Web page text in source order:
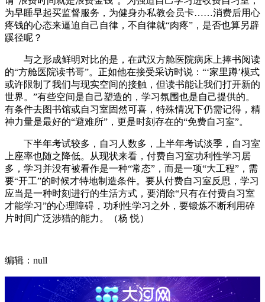
为早睡早起买监督服务，为健身办私教会员卡……消费后用心
疼钱的心态来逼迫自己自律，不自律就“肉疼”，是否也算另辟
蹊径呢？
与之形成鲜明对比的是，在武汉方舱医院病床上捧书阅读
的“方舱医院读书哥”。正如他在接受采访时说：“‘家里蹲’模式
或许限制了我们与现实空间的接触，但读书能让我们打开新的
世界。”有些空间是自己塑造的，学习氛围也是自己提供的。
有条件去图书馆或自习室固然可喜，特殊情况下仍需记得，精
神力量是最好的“避难所”，更是时刻存在的“免费自习室”。
下半年考试较多，自习人数多，上半年考试淡季，自习室
上座率也随之降低。从现状来看，付费自习室功利性学习居
多，学习并没有被看作是一种“常态”，而是一项“大工程”，需
要“开工”的时候才特地制造条件。要从付费自习室反思，学习
应当是一种时刻进行的生活方式，要消除“只有在付费自习室
才能学习”的心理障碍，功利性学习之外，要锻炼不断利用碎
片时间广泛涉猎的能力。（杨 悦）
编辑：null